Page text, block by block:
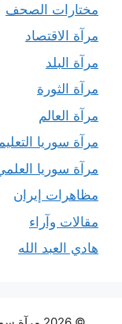
مختارات الصحف
مرآة الاقتصاد
مرآة البلد
مرآة الثورة
مرآة العالم
مرآة سوريا
مرآة سوريا
مظاهرات إيران
مقالات وآراء
هادي العبد الله